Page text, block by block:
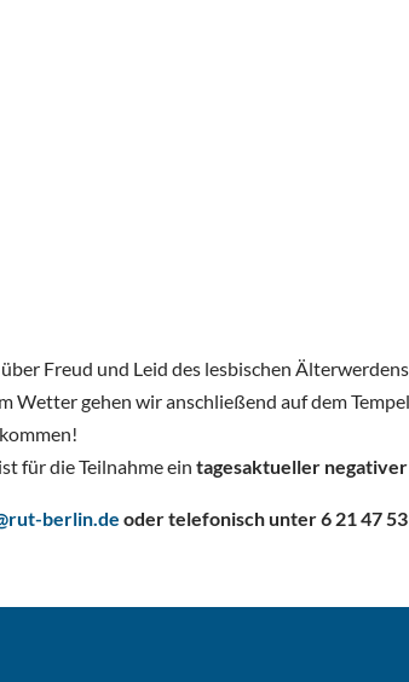
Freud und Leid des lesbischen
Wetter gehen wir anschließend auf dem
für die Teilnahme eintagesaktueller
berlin.de oder telefonisch unter 6 21 47 53